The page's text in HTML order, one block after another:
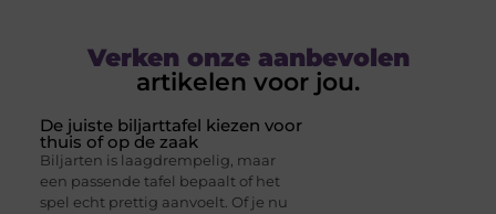
Verken onze aanbevolen
artikelen voor jou.
De juiste biljarttafel kiezen voor
thuis of op de zaak
Biljarten is laagdrempelig, maar
een passende tafel bepaalt of het
spel echt prettig aanvoelt. Of je nu